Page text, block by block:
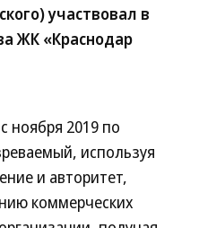
участвовал в
ЖК «Краснодар
ноября 2019 по
используя
и авторитет,
коммерческих